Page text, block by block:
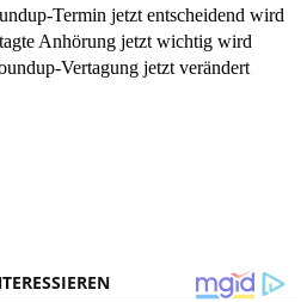
Termin jetzt entscheidend wird
Anhörung jetzt wichtig wird
Vertagung jetzt verändert